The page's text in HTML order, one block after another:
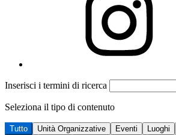
Inserisci i termini di ricerca
Seleziona il tipo di contenuto
Tutto Unità Organizzative Eventi Luoghi